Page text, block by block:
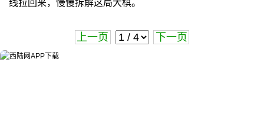
线拉回来，慢慢拆解这局大棋。
上一页 下一页